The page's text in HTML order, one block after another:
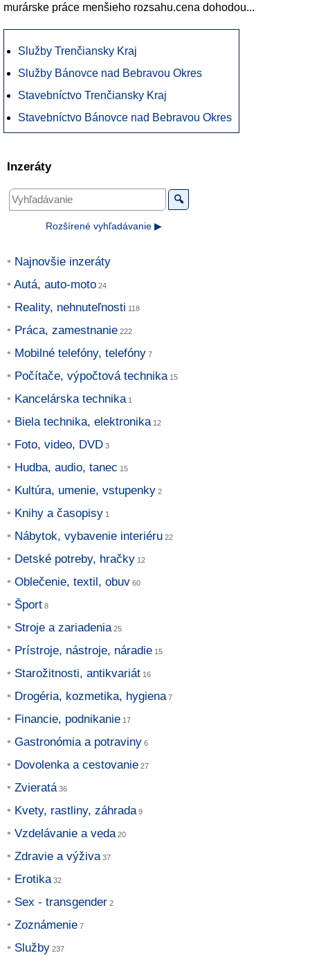
murárske práce menšieho rozsahu.cena dohodou...
Služby Trenčiansky Kraj
Služby Bánovce nad Bebravou Okres
Stavebníctvo Trenčiansky Kraj
Stavebníctvo Bánovce nad Bebravou Okres
Inzeráty
🔍
Rozšírené vyhľadávanie ▶
Najnovšie inzeráty
Autá, auto-moto
Reality, nehnuteľnosti
Práca, zamestnanie
Mobilné telefóny, telefóny
Počítače, výpočtová technika
Kancelárska technika
Biela technika, elektronika
Foto, video, DVD
Hudba, audio, tanec
Kultúra, umenie, vstupenky
Knihy a časopisy
Nábytok, vybavenie interiéru
Detské potreby, hračky
Oblečenie, textil, obuv
Šport
Stroje a zariadenia
Prístroje, nástroje, náradie
Starožitnosti, antikvariát
Drogéria, kozmetika, hygiena
Financie, podnikanie
Gastronómia a potraviny
Dovolenka a cestovanie
Zvieratá
Kvety, rastliny, záhrada
Vzdelávanie a veda
Zdravie a výživa
Erotika
Sex - transgender
Zoznámenie
Služby